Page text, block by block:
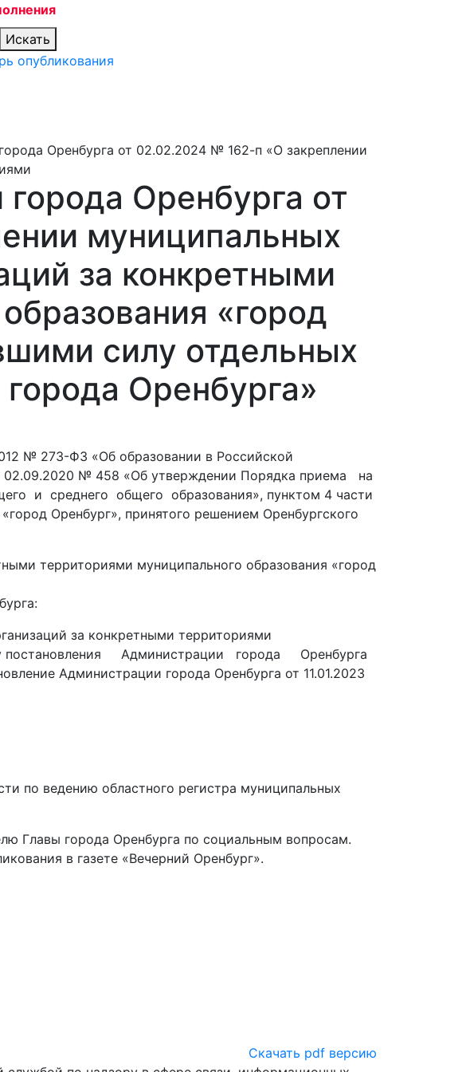
Искать
опубликования
Оренбурга от 02.02.2024 № 162-п «О закреплении
Оренбурга от
муниципальных
за конкретными
«город
силу отдельных
Оренбурга»
№ 273-ФЗ «Об образовании в Российской
02.09.2020 № 458 «Об утверждении Порядка приема на
и среднего общего образования», пунктом 4 части
Оренбург», принятого решением Оренбургского
территориями муниципального образования «город
за конкретными территориями
постановления Администрации города Оренбурга
Администрации города Оренбурга от 11.01.2023
по ведению областного регистра муниципальных
Главы города Оренбурга по социальным вопросам.
в газете «Вечерний Оренбург».
Скачать pdf версию